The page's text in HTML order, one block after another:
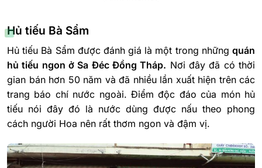
Hủ tiếu Bà Sẩm
Hủ tiếu Bà Sẩm được đánh giá là một trong những quán
hủ tiếu ngon ở Sa Đéc Đồng Tháp. Nơi đây đã có thời
gian bán hơn 50 năm và đã nhiều lần xuất hiện trên các
trang báo chí nước ngoài. Điểm độc đáo của món hủ
tiếu nói đây đó là nước dùng được nấu theo phong
cách người Hoa nên rất thơm ngon và đậm vị.